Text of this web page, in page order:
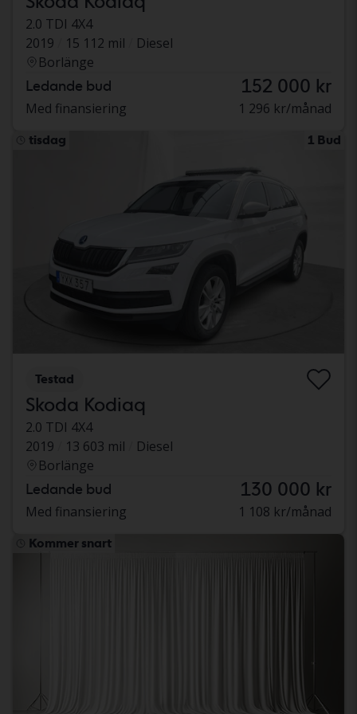
2.0 TDI 4X4
2019
15 112 mil
Diesel
Borlänge
Ledande bud 152 000 kr
Med finansiering 1 296 kr/månad
tisdag 1 Bud
Testad
Skoda Kodiaq
2.0 TDI 4X4
2019
13 603 mil
Diesel
Borlänge
Ledande bud 130 000 kr
Med finansiering 1 108 kr/månad
Kommer snart